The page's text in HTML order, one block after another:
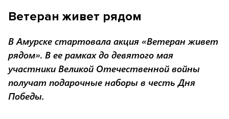
Ветеран живет рядом
В Амурске стартовала акция «Ветеран живет
рядом». В ее рамках до девятого мая
участники Великой Отечественной войны
получат подарочные наборы в честь Дня
Победы.